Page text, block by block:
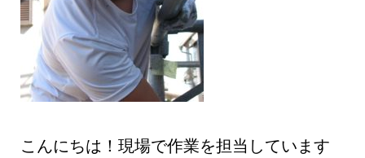
こんにちは！現場で作業を担当しています